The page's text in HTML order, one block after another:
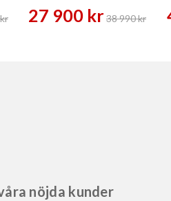
27 900 kr38 990 kr
nöjda kunder